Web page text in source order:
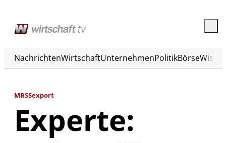
NachrichtenWirtschaftUnternehmenPolitikBörse
MRSSexport
Experte: